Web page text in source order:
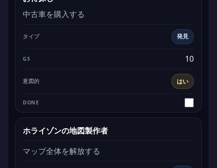
中古車を購入する
発見
はい
10
ホライゾンの地図製作者
マップ全体を解放する